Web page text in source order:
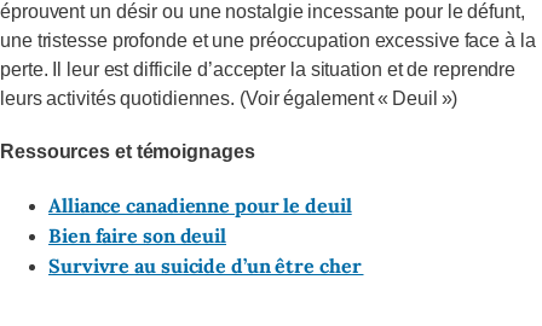
éprouvent un désir ou une nostalgie incessante pour le défunt,
une tristesse profonde et une préoccupation excessive face à la
perte. Il leur est difficile d’accepter la situation et de reprendre
leurs activités quotidiennes. (Voir également « Deuil »)
Ressources et témoignages
Alliance canadienne pour le deuil
Bien faire son deuil
Survivre au suicide d’un être cher